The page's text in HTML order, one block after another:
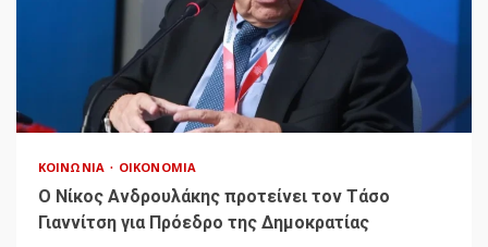
ΚΟΙΝΩΝΊΑ ΟΙΚΟΝΟΜΊΑ
Ο Νίκος Ανδρουλάκης προτείνει τον Τάσο
Γιαννίτση για Πρόεδρο της Δημοκρατίας